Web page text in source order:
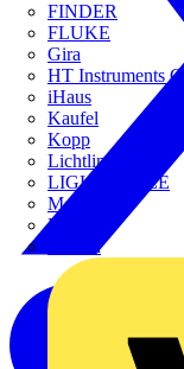
FINDER
FLUKE
Gira
HT Instruments
iHaus
Kaufel
Kopp
Lichtline
LIGHTCYCLE
Megger
Mersen
Merten